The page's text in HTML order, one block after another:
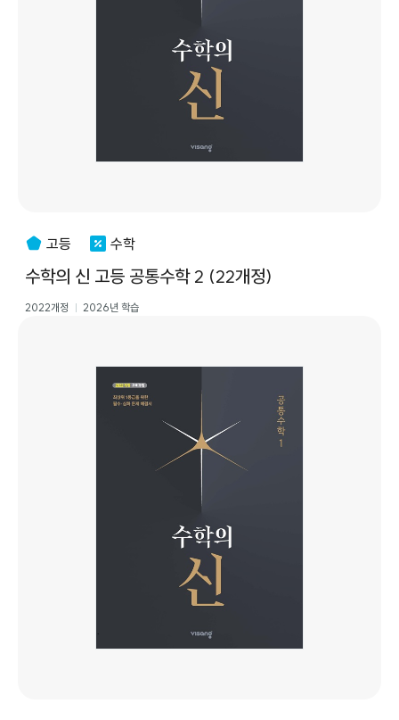
고등 수학
수학의 신 고등 공통수학 2 (22개정)
2022개정 2026년 학습